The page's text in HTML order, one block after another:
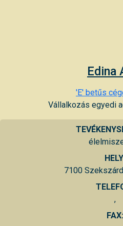
Edina
'E' betűs
Vállalkozás egyedi
7100
,
FAX: